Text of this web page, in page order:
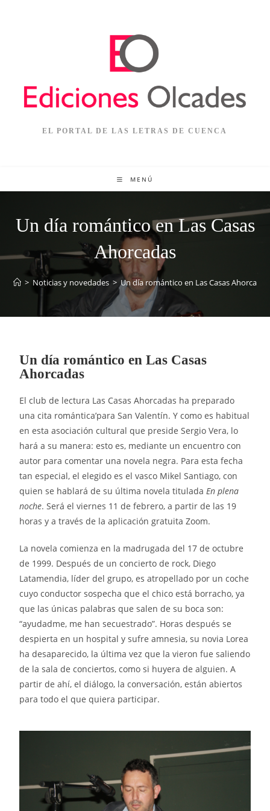
EL PORTAL DE LAS LETRAS DE CUENCA
MENÚ
Un día romántico en Las Casas
Ahorcadas
> Noticias y novedades > Un día romántico en Las Casas Ahorcadas
Un día romántico en Las Casas
Ahorcadas
El club de lectura Las Casas Ahorcadas ha preparado
una cita romántica’para San Valentín. Y como es habitual
en esta asociación cultural que preside Sergio Vera, lo
hará a su manera: esto es, mediante un encuentro con
autor para comentar una novela negra. Para esta fecha
tan especial, el elegido es el vasco Mikel Santiago, con
quien se hablará de su última novela tituladaEn plena
noche. Será el viernes 11 de febrero, a partir de las 19
horas y a través de la aplicación gratuita Zoom.
La novela comienza en la madrugada del 17 de octubre
de 1999. Después de un concierto de rock, Diego
Latamendia, líder del grupo, es atropellado por un coche
cuyo conductor sospecha que el chico está borracho, ya
que las únicas palabras que salen de su boca son:
“ayudadme, me han secuestrado”. Horas después se
despierta en un hospital y sufre amnesia, su novia Lorea
ha desaparecido, la última vez que la vieron fue saliendo
de la sala de conciertos, como si huyera de alguien. A
partir de ahí, el diálogo, la conversación, están abiertos
para todo el que quiera participar.